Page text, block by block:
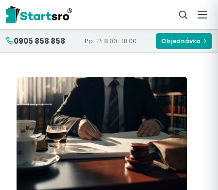
0905 858 858 Po–Pi 8:00–18:00 Objednávka